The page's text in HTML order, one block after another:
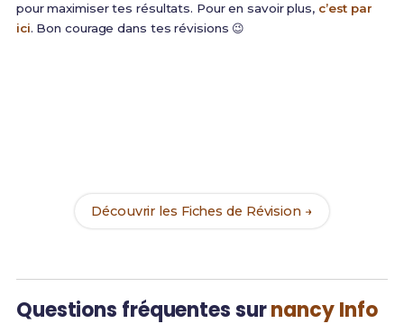
pour maximiser tes résultats. Pour en savoir plus, c’est par
ici. Bon courage dans tes révisions 😉
Découvrir les Fiches de Révision →
Questions fréquentes surnancy Info